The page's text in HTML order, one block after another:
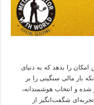
را بدهد که به دنیای
بار مالی سنگینی را بر
و انتخاب هوشمندانه،
شگفت‌انگیز از